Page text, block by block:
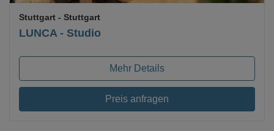
LUNCA - Studio
Stuttgart - Stuttgart
Mehr Details
Preis anfragen